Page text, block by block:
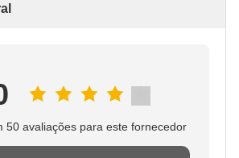
50 avaliações para este fornecedor